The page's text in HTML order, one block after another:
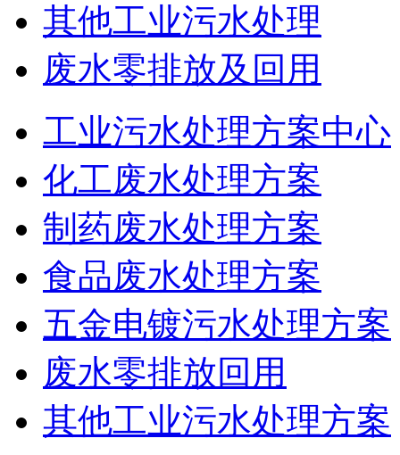
其他工业污水处理
废水零排放及回用
工业污水处理方案中心
化工废水处理方案
制药废水处理方案
食品废水处理方案
五金电镀污水处理方案
废水零排放回用
其他工业污水处理方案